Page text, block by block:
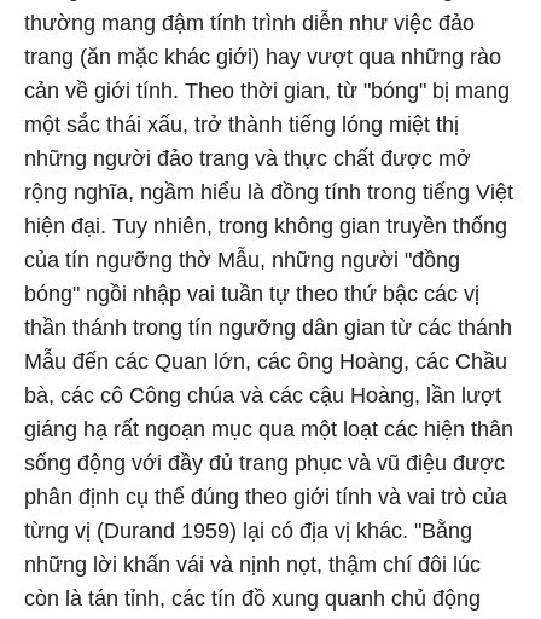
thường mang đậm tính trình diễn như việc đảo
trang (ăn mặc khác giới) hay vượt qua những rào
cản về giới tính. Theo thời gian, từ "bóng" bị mang
một sắc thái xấu, trở thành tiếng lóng miệt thị
những người đảo trang và thực chất được mở
rộng nghĩa, ngầm hiểu là đồng tính trong tiếng Việt
hiện đại. Tuy nhiên, trong không gian truyền thống
của tín ngưỡng thờ Mẫu, những người "đồng
bóng" ngồi nhập vai tuần tự theo thứ bậc các vị
thần thánh trong tín ngưỡng dân gian từ các thánh
Mẫu đến các Quan lớn, các ông Hoàng, các Chầu
bà, các cô Công chúa và các cậu Hoàng, lần lượt
giáng hạ rất ngoạn mục qua một loạt các hiện thân
sống động với đầy đủ trang phục và vũ điệu được
phân định cụ thể đúng theo giới tính và vai trò của
từng vị (Durand 1959) lại có địa vị khác. "Bằng
những lời khấn vái và nịnh nọt, thậm chí đôi lúc
còn là tán tỉnh, các tín đồ xung quanh chủ động